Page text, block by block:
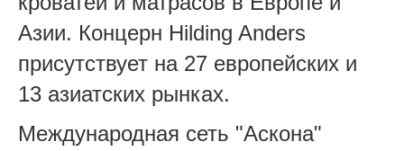
Азии. Концерн Hilding Anders
присутствует на 27 европейских и
13 азиатских рынках.
Международная сеть "Аскона"